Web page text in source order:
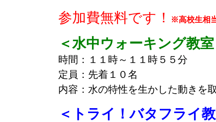
参加費無料です！ ※高校生相
＜水中ウォーキング教室
時間：１１時～１１時５５分
定員：先着１０名
内容：水の特性を生かした動きを
＜トライ！バタフライ